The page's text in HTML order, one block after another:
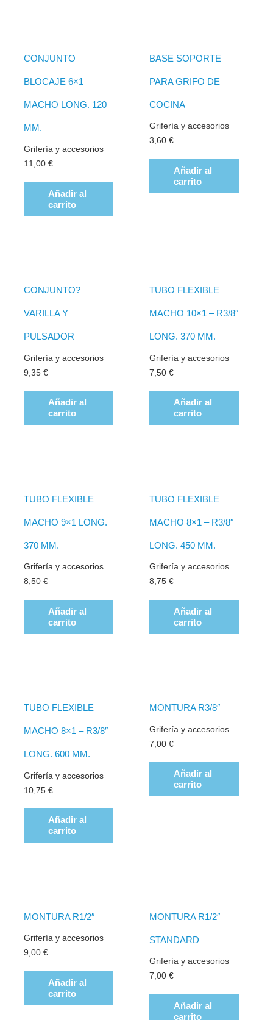
CONJUNTO
BLOCAJE 6×1
MACHO LONG. 120
MM.
Grifería y accesorios
11,00€
Añadir al
carrito
BASE SOPORTE
PARA GRIFO DE
COCINA
Grifería y accesorios
3,60 €
Añadir al
carrito
CONJUNTO?
VARILLA Y
PULSADOR
Grifería y accesorios
9,35€
Añadir al
carrito
TUBO FLEXIBLE
MACHO 10×1 – R3/8″
LONG. 370 MM.
Grifería y accesorios
7,50 €
Añadir al
carrito
TUBO FLEXIBLE
MACHO 9×1 LONG.
370 MM.
Grifería y accesorios
8,50€
Añadir al
carrito
TUBO FLEXIBLE
MACHO 8×1 – R3/8″
LONG. 450 MM.
Grifería y accesorios
8,75 €
Añadir al
carrito
TUBO FLEXIBLE
MACHO 8×1 – R3/8″
LONG. 600 MM.
Grifería y accesorios
10,75€
Añadir al
carrito
MONTURA R3/8″
Grifería y accesorios
7,00 €
Añadir al
carrito
MONTURA R1/2″
Grifería y accesorios
9,00€
Añadir al
carrito
MONTURA R1/2″
STANDARD
Grifería y accesorios
7,00 €
Añadir al
carrito